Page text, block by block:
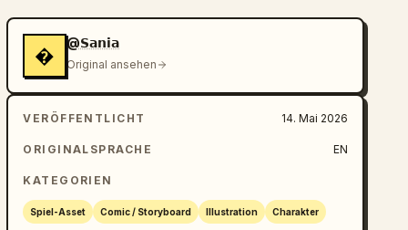
�
@𝗦𝗮𝗻𝗶𝗮
Original ansehen
VERÖFFENTLICHT 14. Mai 2026
ORIGINALSPRACHE EN
KATEGORIEN
Spiel-Asset Comic / Storyboard Illustration Charakter